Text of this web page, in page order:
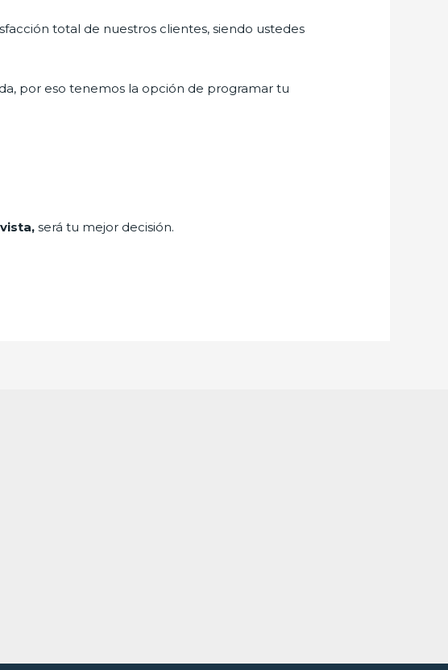
total de nuestros clientes, siendo ustedes
por eso tenemos la opción de programar tu
será tu mejor decisión.